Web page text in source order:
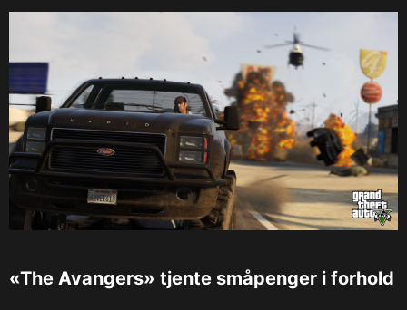
«The Avangers» tjente småpenger i forhold